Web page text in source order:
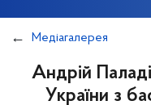
Медіагалерея
Андрій
України з